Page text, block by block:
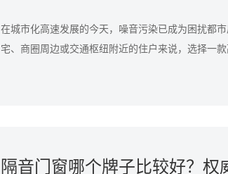
在城市化高速发展的今天，噪音污染已成为困扰都
宅、商圈周边或交通枢纽附近的住户来说，选择一